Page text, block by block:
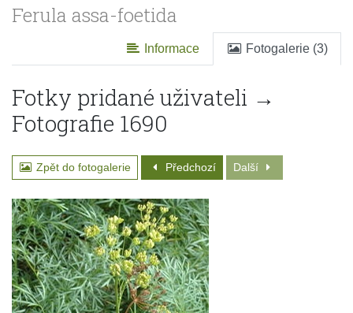
Ferula assa-foetida
Informace Fotogalerie (3)
Fotky pridané uživateli →
Fotografie 1690
Zpět do fotogalerie Předchozí Další